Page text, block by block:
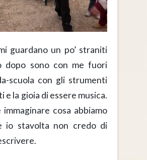
guardano un po’ straniti
dopo sono con me fuori
scuola con gli strumenti
e la gioia di essere musica.
immaginare cosa abbiamo
io stavolta non credo di